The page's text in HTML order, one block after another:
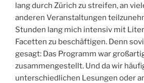
lang durch Zürich zu streifen, an
anderen Veranstaltungen
Stunden lang mich intensiv mit
Facetten zu beschäftigen. Denn
gesagt: Das Programm war
zusammengestellt. Und da wir
unterschiedlichen Lesungen oder